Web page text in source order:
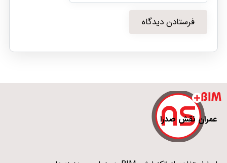
عمران نقش صدرا